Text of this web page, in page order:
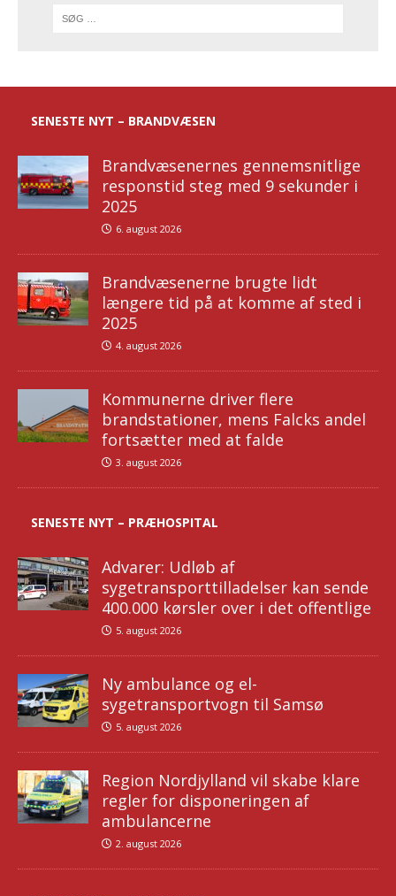
SENESTE NYT – BRANDVÆSEN
Brandvæsenernes gennemsnitlige
responstid steg med 9 sekunder i
2025
6. august 2026
Brandvæsenerne brugte lidt
længere tid på at komme af sted i
2025
4. august 2026
Kommunerne driver flere
brandstationer, mens Falcks andel
fortsætter med at falde
3. august 2026
SENESTE NYT – PRÆHOSPITAL
Advarer: Udløb af
sygetransporttilladelser kan sende
400.000 kørsler over i det offentlige
5. august 2026
Ny ambulance og el-
sygetransportvogn til Samsø
5. august 2026
Region Nordjylland vil skabe klare
regler for disponeringen af
ambulancerne
2. august 2026